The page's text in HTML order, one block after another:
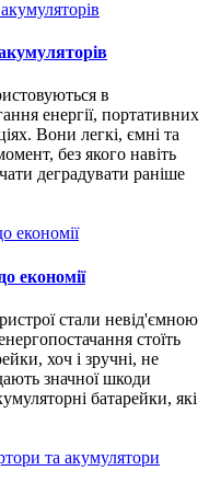
в
енергії, портативних
Вони легкі, ємні та
без якого навіть
деградувати раніше
економії
стали невід'ємною
стоїть
хоч і зручні, не
значної шкоди
батарейки, які